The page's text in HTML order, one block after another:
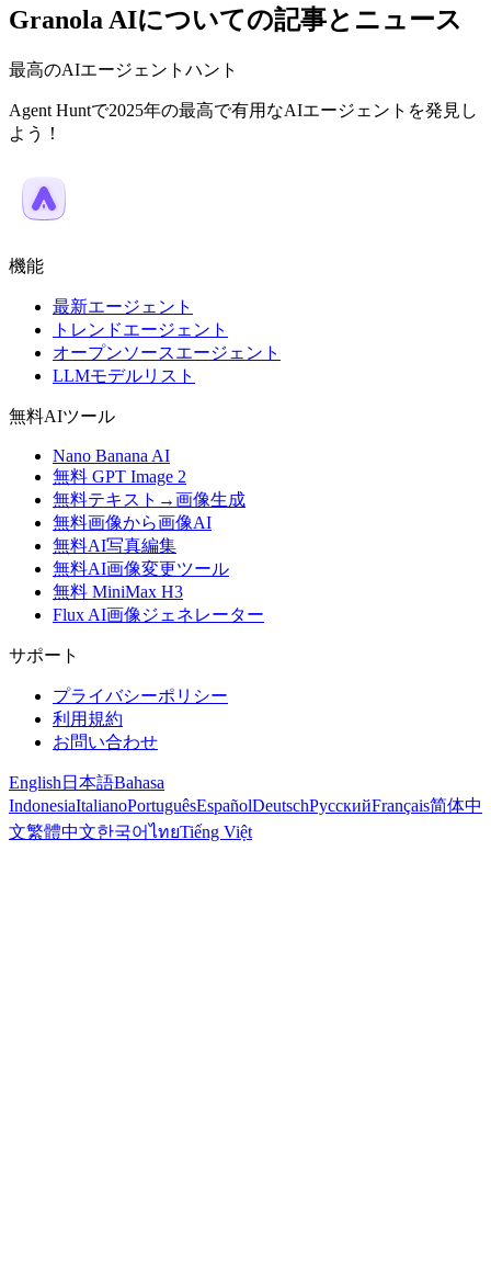
Granola AIについての記事とニュース
最高のAIエージェントハント
Agent Huntで2025年の最高で有用なAIエージェントを発見し
よう！
機能
最新エージェント
トレンドエージェント
オープンソースエージェント
LLMモデルリスト
無料AIツール
Nano Banana AI
無料 GPT Image 2
無料テキスト→画像生成
無料画像から画像AI
無料AI写真編集
無料AI画像変更ツール
無料 MiniMax H3
Flux AI画像ジェネレーター
サポート
プライバシーポリシー
利用規約
お問い合わせ
English 日本語Bahasa
IndonesiaItalianoPortuguêsEspañolDeutschРусскийFrançais简体中
文繁體中文한국어ไทยTiếng Việt